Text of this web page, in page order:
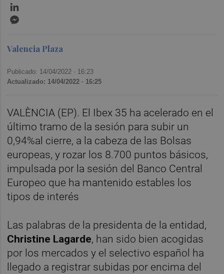
Valencia Plaza
Publicado: 14/04/2022 · 16:23
Actualizado: 14/04/2022 · 16:25
VALÈNCIA (EP). El Ibex 35 ha acelerado en el
último tramo de la sesión para subir un
0,94%al cierre, a la cabeza de las Bolsas
europeas, y rozar los 8.700 puntos básicos,
impulsada por la sesión del Banco Central
Europeo que ha mantenido estables los
tipos de interés
Las palabras de la presidenta de la entidad,
Christine Lagarde, han sido bien acogidas
por los mercados y el selectivo español ha
llegado a registrar subidas por encima del